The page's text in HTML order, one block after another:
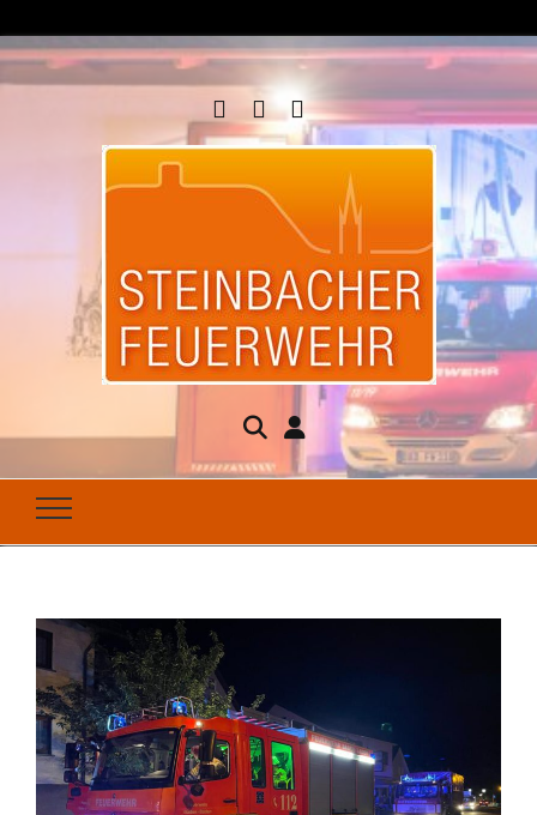
Steinbacher
Feuerwehr
Seit 1877 für Ihren Brandschutz da